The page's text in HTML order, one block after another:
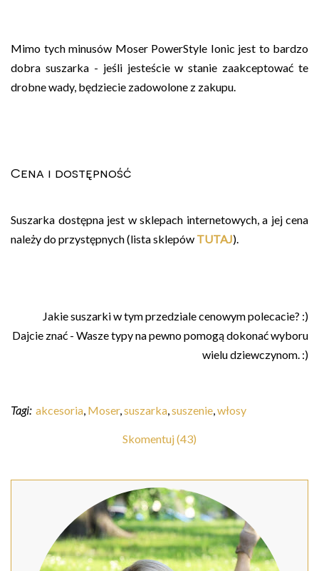
Mimo tych minusów Moser PowerStyle Ionic jest to bardzo
dobra suszarka - jeśli jesteście w stanie zaakceptować te
drobne wady, będziecie zadowolone z zakupu.
Cena i dostępność
Suszarka dostępna jest w sklepach internetowych, a jej cena
należy do przystępnych (lista sklepów TUTAJ).
Jakie suszarki w tym przedziale cenowym polecacie? :)
Dajcie znać - Wasze typy na pewno pomogą dokonać wyboru
wielu dziewczynom. :)
Tagi: akcesoria Moser, suszarka suszenie włosy
Skomentuj (43)